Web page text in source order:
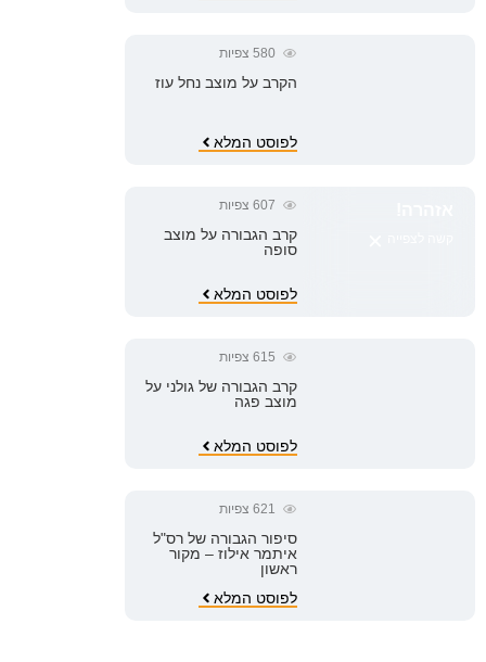
580צפיות
הקרב על מוצב נחל עוז
לפוסט המלא
607צפיות
קרב הגבורה על מוצב
סופה
לפוסט המלא
615צפיות
קרב הגבורה של גולני על
מוצב פגה
לפוסט המלא
621צפיות
סיפור הגבורה של רס"ל
איתמר אילוז – מקור
ראשון
לפוסט המלא